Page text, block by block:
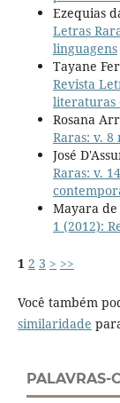
Ezequias
Letras
linguagens
Tayane
Revista
literaturas
Rosana
Raras: v. 8
José
Raras: v.
Mayara de
1 (2012):
1 2 3 > >>
Você também
similaridade
PALAVRAS-